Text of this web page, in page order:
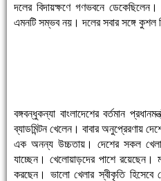
দলের বিদায়ক্ষণে গণভবনে
এমনটি সম্ভব নয়। দলের সবার সঙ্গে কুশল
বঙ্গবন্ধুকন্যা বাংলাদেশের বর্তমান
ব্যাডমিন্টন খেলেন। বাবার অনুপ্রেরণায়
এক অনন্য উচ্চতায়। দেশের সকল
যাচ্ছেন। খেলোয়াড়দের পাশে রয়েছেন।
করছেন। ভালো খেলার স্বীকৃতি